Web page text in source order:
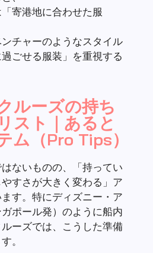
寄港地に合わせた服
チャーのようなスタイル
ごせる服装」を重視する
ルーズの持ち
スト｜あると
ム（Pro Tips）
ないものの、「持ってい
すさが大きく変わる」ア
す。特にディズニー・ア
ポール発）のように船内
ーズでは、こうした準備
。